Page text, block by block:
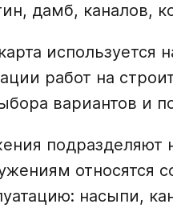
дамб, каналов,
используется
работ на
вариантов и
подразделяют
относятся
насыпи,